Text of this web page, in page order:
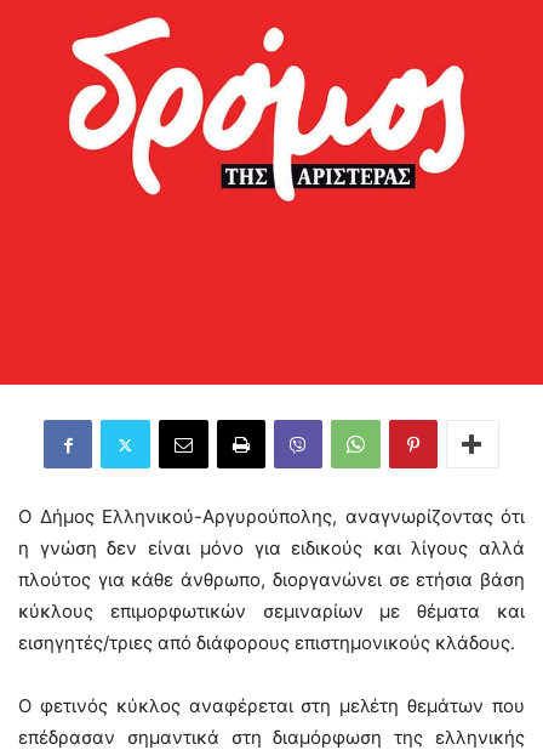
Ο Δήμος Ελληνικού-Αργυρούπολης, αναγνωρίζοντας ότι
η γνώση δεν είναι μόνο για ειδικούς και λίγους αλλά
πλούτος για κάθε άνθρωπο, διοργανώνει σε ετήσια βάση
κύκλους επιμορφωτικών σεμιναρίων με θέματα και
εισηγητές/τριες από διάφορους επιστημονικούς κλάδους.
Ο φετινός κύκλος αναφέρεται στη μελέτη θεμάτων που
επέδρασαν σημαντικά στη διαμόρφωση της ελληνικής